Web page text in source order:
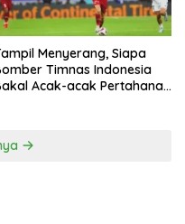
Menyerang, Siapa
Timnas Indonesia
Acak-acak Pertahanan